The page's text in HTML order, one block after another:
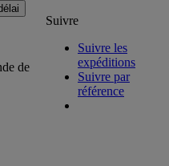
de
Suivre
Suivre les
expéditions
Suivre par
référence